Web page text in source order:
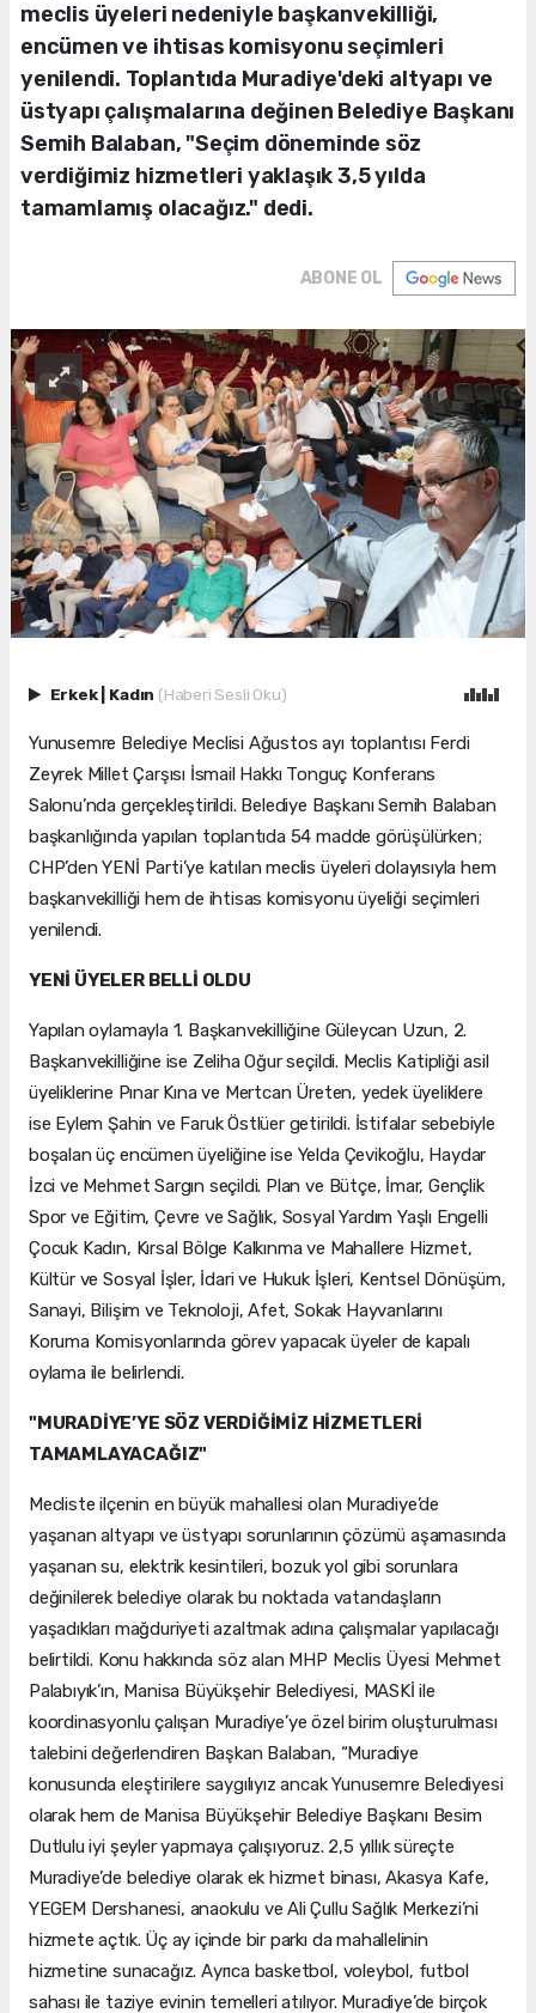
meclis üyeleri nedeniyle başkanvekilliği,
encümen ve ihtisas komisyonu seçimleri
yenilendi. Toplantıda Muradiye'deki altyapı ve
üstyapı çalışmalarına değinen Belediye Başkanı
Semih Balaban, "Seçim döneminde söz
verdiğimiz hizmetleri yaklaşık 3,5 yılda
tamamlamış olacağız." dedi.
ABONE OL
Erkek Kadın (Haberi Sesli Oku)
Yunusemre Belediye Meclisi Ağustos ayı toplantısı Ferdi
Zeyrek Millet Çarşısı İsmail Hakkı Tonguç Konferans
Salonu’nda gerçekleştirildi. Belediye Başkanı Semih Balaban
başkanlığında yapılan toplantıda 54 madde görüşülürken;
CHP’den YENİ Parti’ye katılan meclis üyeleri dolayısıyla hem
başkanvekilliği hem de ihtisas komisyonu üyeliği seçimleri
yenilendi.
YENİ ÜYELER BELLİ OLDU
Yapılan oylamayla 1. Başkanvekilliğine Güleycan Uzun, 2.
Başkanvekilliğine ise Zeliha Oğur seçildi. Meclis Katipliği asil
üyeliklerine Pınar Kına ve Mertcan Üreten, yedek üyeliklere
ise Eylem Şahin ve Faruk Östlüer getirildi. İstifalar sebebiyle
boşalan üç encümen üyeliğine ise Yelda Çevikoğlu, Haydar
İzci ve Mehmet Sargın seçildi. Plan ve Bütçe, İmar, Gençlik
Spor ve Eğitim, Çevre ve Sağlık, Sosyal Yardım Yaşlı Engelli
Çocuk Kadın, Kırsal Bölge Kalkınma ve Mahallere Hizmet,
Kültür ve Sosyal İşler, İdari ve Hukuk İşleri, Kentsel Dönüşüm,
Sanayi, Bilişim ve Teknoloji, Afet, Sokak Hayvanlarını
Koruma Komisyonlarında görev yapacak üyeler de kapalı
oylama ile belirlendi.
"MURADİYE’YE SÖZ VERDİĞİMİZ HİZMETLERİ
TAMAMLAYACAĞIZ"
Mecliste ilçenin en büyük mahallesi olan Muradiye’de
yaşanan altyapı ve üstyapı sorunlarının çözümü aşamasında
yaşanan su, elektrik kesintileri, bozuk yol gibi sorunlara
değinilerek belediye olarak bu noktada vatandaşların
yaşadıkları mağduriyeti azaltmak adına çalışmalar yapılacağı
belirtildi. Konu hakkında söz alan MHP Meclis Üyesi Mehmet
Palabıyık’ın, Manisa Büyükşehir Belediyesi, MASKİ ile
koordinasyonlu çalışan Muradiye’ye özel birim oluşturulması
talebini değerlendiren Başkan Balaban, “Muradiye
konusunda eleştirilere saygılıyız ancak Yunusemre Belediyesi
olarak hem de Manisa Büyükşehir Belediye Başkanı Besim
Dutlulu iyi şeyler yapmaya çalışıyoruz. 2,5 yıllık süreçte
Muradiye’de belediye olarak ek hizmet binası, Akasya Kafe,
YEGEM Dershanesi, anaokulu ve Ali Çullu Sağlık Merkezi’ni
hizmete açtık. Üç ay içinde bir parkı da mahallelinin
hizmetine sunacağız. Ayrıca basketbol, voleybol, futbol
sahası ile taziye evinin temelleri atılıyor. Muradiye’de birçok